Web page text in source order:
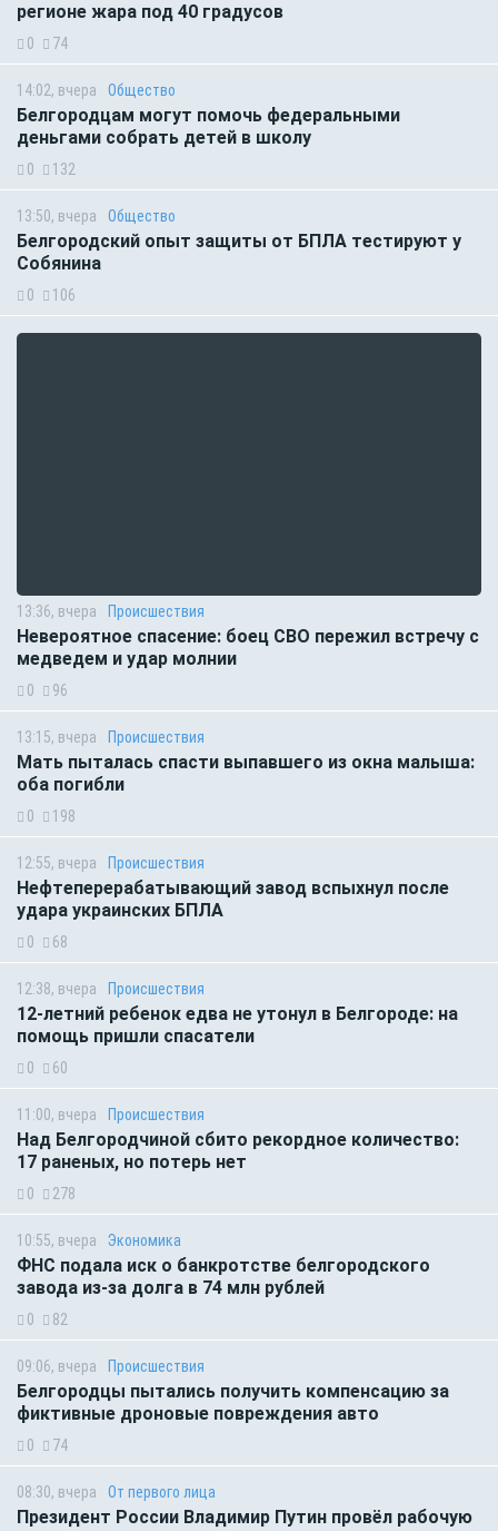
регионе жара под 40 градусов
0 74
14:02, вчера Общество
Белгородцам могут помочь федеральными
деньгами собрать детей в школу
0 132
13:50, вчера Общество
Белгородский опыт защиты от БПЛА тестируют у
Собянина
0 106
13:36, вчера Происшествия
Невероятное спасение: боец СВО пережил встречу с
медведем и удар молнии
0 96
13:15, вчера Происшествия
Мать пыталась спасти выпавшего из окна малыша:
оба погибли
0 198
12:55, вчера Происшествия
Нефтеперерабатывающий завод вспыхнул после
удара украинских БПЛА
0 68
12:38, вчера Происшествия
12-летний ребенок едва не утонул в Белгороде: на
помощь пришли спасатели
0 60
11:00, вчера Происшествия
Над Белгородчиной сбито рекордное количество:
17 раненых, но потерь нет
0 278
10:55, вчера Экономика
ФНС подала иск о банкротстве белгородского
завода из-за долга в 74 млн рублей
0 82
09:06, вчера Происшествия
Белгородцы пытались получить компенсацию за
фиктивные дроновые повреждения авто
0 74
08:30, вчера От первого лица
Президент России Владимир Путин провёл рабочую